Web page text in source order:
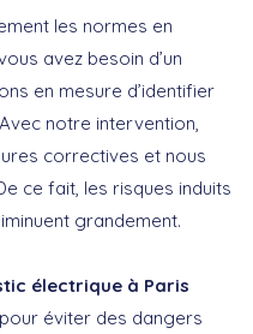
les normes en
avez besoin d’un
en mesure d’identifier
notre intervention,
correctives et nous
ce fait, les risques induits
grandement.
électrique à Paris
éviter des dangers